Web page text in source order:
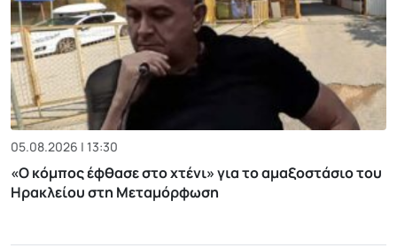
05.08.2026 | 13:30
«Ο κόμπος έφθασε στο χτένι» για το αμαξοστάσιο του
Ηρακλείου στη Μεταμόρφωση